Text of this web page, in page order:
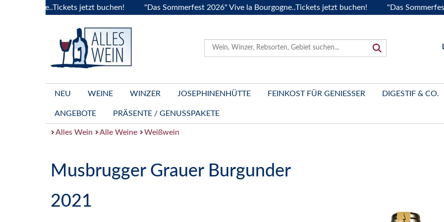
jetzt buchen! "Das Sommerfest 2026" Vive la Bourgogne..Tickets jetzt buchen! "Das Sommerfest
NEU WEINE WINZER JOSEPHINENHÜTTE FEINKOST FÜR GENIESSER DIGESTIF & CO.
ANGEBOTE PRÄSENTE / GENUSSPAKETE
Alles Wein Alle Weine Weißwein
Musbrugger Grauer Burgunder
2021